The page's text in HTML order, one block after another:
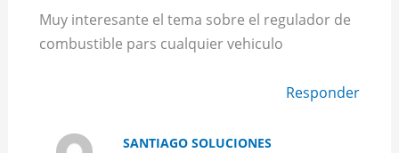
Muy interesante el tema sobre el regulador de
combustible pars cualquier vehiculo
Responder
SANTIAGO SOLUCIONES